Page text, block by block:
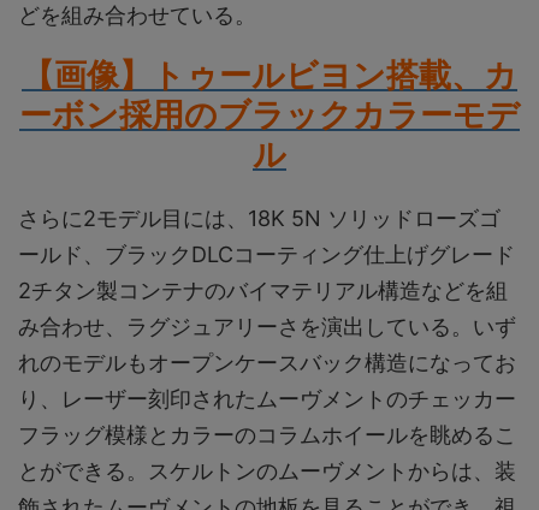
どを組み合わせている。
【画像】トゥールビヨン搭載、カ
ーボン採用のブラックカラーモデ
ル
さらに2モデル目には、18K 5N ソリッドローズゴ
ールド、ブラックDLCコーティング仕上げグレード
2チタン製コンテナのバイマテリアル構造などを組
み合わせ、ラグジュアリーさを演出している。いず
れのモデルもオープンケースバック構造になってお
り、レーザー刻印されたムーヴメントのチェッカー
フラッグ模様とカラーのコラムホイールを眺めるこ
とができる。スケルトンのムーヴメントからは、装